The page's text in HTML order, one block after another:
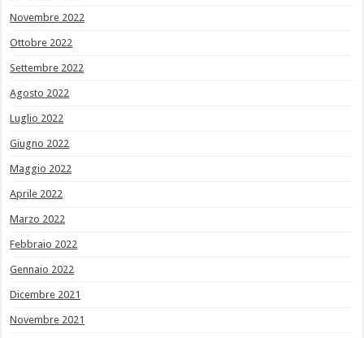
Novembre 2022
Ottobre 2022
Settembre 2022
Agosto 2022
Luglio 2022
Giugno 2022
Maggio 2022
Aprile 2022
Marzo 2022
Febbraio 2022
Gennaio 2022
Dicembre 2021
Novembre 2021